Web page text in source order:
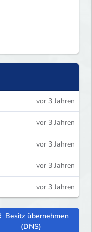
vor 3 Jahren
vor 3 Jahren
vor 3 Jahren
vor 3 Jahren
vor 3 Jahren
Besitz übernehmen
(DNS)